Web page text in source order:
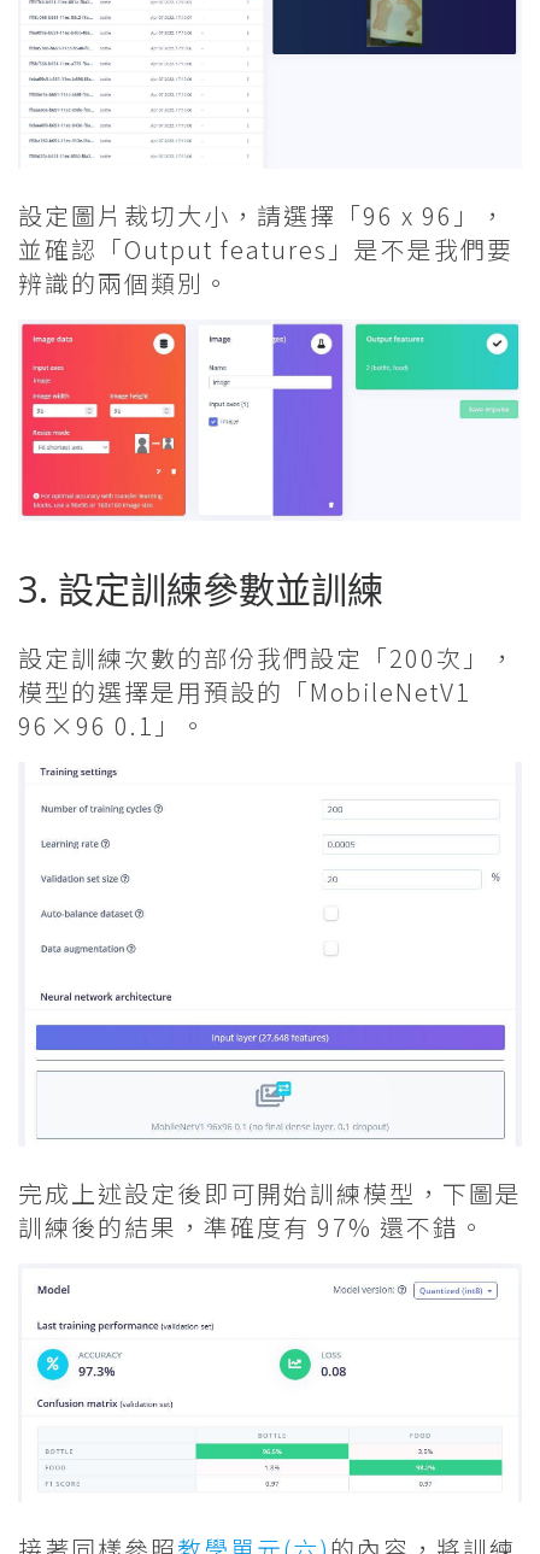
設定圖片裁切大小，請選擇「96 x 96」，
並確認「Output features」是不是我們要
辨識的兩個類別。
3. 設定訓練參數並訓練
設定訓練次數的部份我們設定「200次」，
模型的選擇是用預設的「MobileNetV1
96×96 0.1」。
完成上述設定後即可開始訓練模型，下圖是
訓練後的結果，準確度有 97% 還不錯。